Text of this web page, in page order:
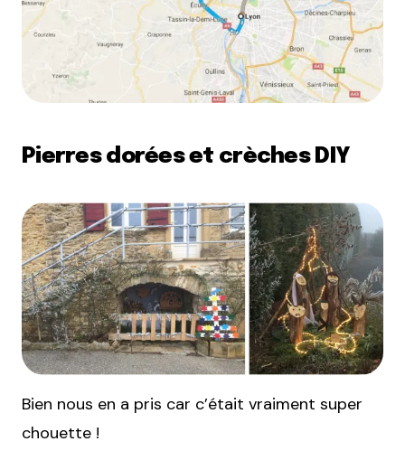
Pierres dorées et crèches DIY
Bien nous en a pris car c’était vraiment super
chouette !